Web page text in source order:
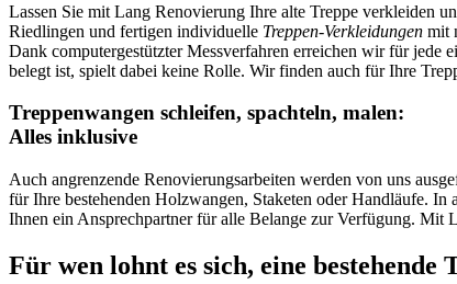
Lassen Sie mit Lang Renovierung Ihre alte Treppe verkleiden
Riedlingen und fertigen individuelle Treppen-Verkleidungen mit
Dank computergestützter Messverfahren erreichen wir für jede
belegt ist, spielt dabei keine Rolle. Wir finden auch für Ihre
Treppenwangen schleifen, spachteln, malen:
Alles inklusive
Auch angrenzende Renovierungsarbeiten werden von uns
für Ihre bestehenden Holzwangen, Staketen oder Handläufe. In
Ihnen ein Ansprechpartner für alle Belange zur Verfügung. Mit
Für wen lohnt es sich, eine bestehende